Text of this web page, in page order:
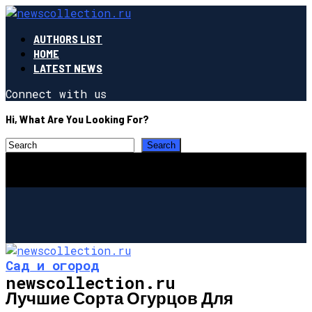
AUTHORS LIST
HOME
LATEST NEWS
Connect with us
Hi, What Are You Looking For?
newscollection.ru
Сад и огород
Лучшие Сорта Огурцов Для